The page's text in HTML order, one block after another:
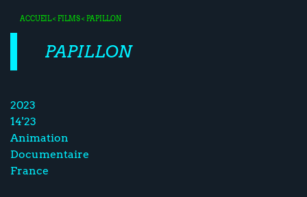
ACCUEIL< FILMS< PAPILLON
PAPILLON
2023
14'23
Animation
Documentaire
France